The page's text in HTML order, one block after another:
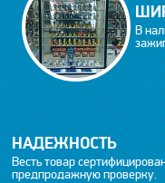
В
НАДЕЖНОСТЬ
Весть товар
предпродажную проверку.